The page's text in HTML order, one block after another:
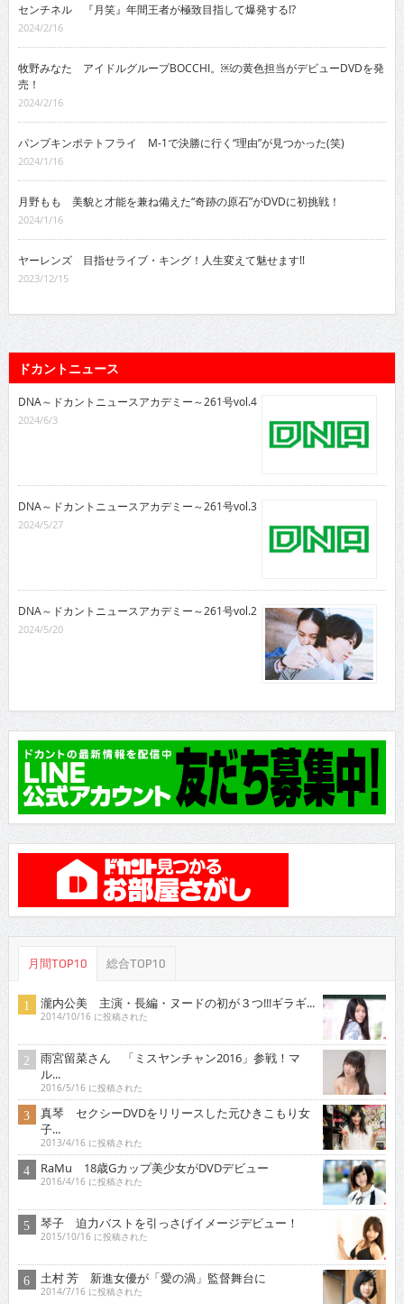
センチネル 『月笑』年間王者が極致目指して爆発する!?
2024/2/16
牧野みなた アイドルグループBOCCHI。￼の黄色担当がデビューDVDを発
売！
2024/2/16
パンプキンポテトフライ M-1で決勝に行く“理由”が見つかった(笑)
2024/1/16
月野もも 美貌と才能を兼ね備えた“奇跡の原石”がDVDに初挑戦！
2024/1/16
ヤーレンズ 目指せライブ・キング！人生変えて魅せます!!
2023/12/15
ドカントニュース
DNA～ドカントニュースアカデミー～261号vol.4
2024/6/3
DNA～ドカントニュースアカデミー～261号vol.3
2024/5/27
DNA～ドカントニュースアカデミー～261号vol.2
2024/5/20
月間TOP10 総合TOP10
瀧内公美 主演・長編・ヌードの初が３つ!!!ギラギ...
2014/10/16 に投稿された
雨宮留菜さん 「ミスヤンチャン2016」参戦！マ
ル...
2016/5/16 に投稿された
真琴 セクシーDVDをリリースした元ひきこもり女
子...
2013/4/16 に投稿された
RaMu 18歳Gカップ美少女がDVDデビュー
2016/4/16 に投稿された
琴子 迫力バストを引っさげイメージデビュー！
2015/10/16 に投稿された
土村 芳 新進女優が「愛の渦」監督舞台に
2014/7/16 に投稿された